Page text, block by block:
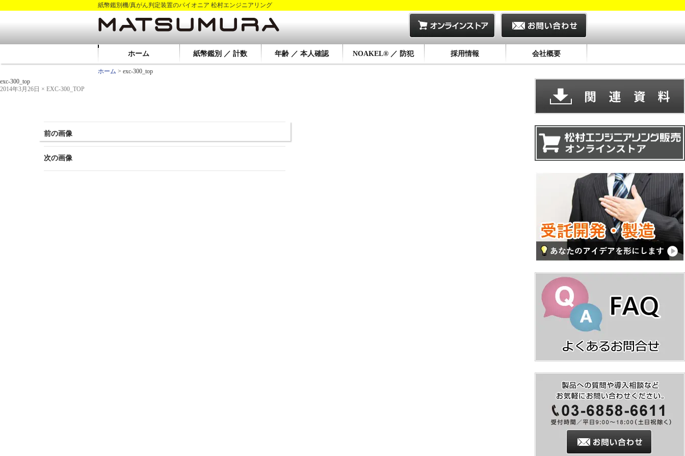
紙幣鑑別機/真がん判定装置のパイオニア 松村エンジニアリング
ホーム 紙幣鑑別 ／ 計数 年齢 ／ 本人確認 NOAKEL® ／ 防犯 採用情報 会社概要
ホーム > exc-300_top
exc-300_top
2014年3月26日 × EXC-300_TOP
前の画像
次の画像